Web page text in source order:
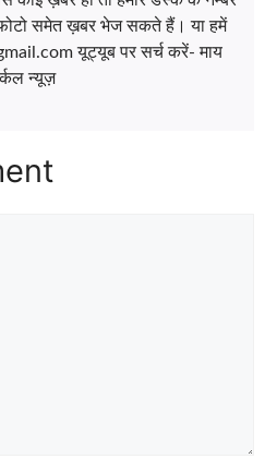
समेत ख़बर भेज सकते हैं। या हमें
यूट्यूब पर सर्च करें- माय
न्यूज़